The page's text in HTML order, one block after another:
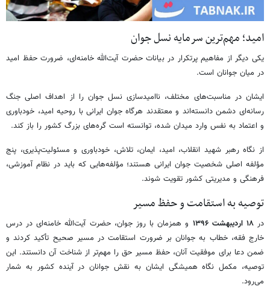
امید؛ مهم‌ترین سرمایه نسل جوان
یکی دیگر از مفاهیم پرتکرار در بیانات حضرت آیت‌الله خامنه‌ای، ضرورت حفظ امید
در میان جوانان است.
ایشان در مناسبت‌های مختلف، ناامیدسازی نسل جوان را از اهداف اصلی جنگ
رسانه‌ای دشمن دانسته‌اند و معتقدند هرگاه جوان ایرانی با روحیه امید، خودباوری
و اعتماد به نفس وارد میدان شده، توانسته است گره‌های بزرگ کشور را باز کند.
از نگاه رهبر شهید انقلاب، امید، ایمان، تلاش، خودباوری و مسئولیت‌پذیری، پنج
مؤلفه اصلی شخصیت جوان ایرانی هستند؛ مؤلفه‌هایی که باید در نظام آموزشی،
فرهنگی و مدیریتی کشور تقویت شوند.
توصیه به استقامت و حفظ مسیر
در۱۸ اردیبهشت ۱۳۹۶
و همزمان با روز جوان، حضرت آیت‌الله خامنه‌ای در درس
خارج فقه، خطاب به جوانان بر ضرورت استقامت در مسیر صحیح تأکید کردند و
ضمن دعا برای موفقیت آنان، حفظ مسیر حق را مهم‌تر از شناخت آن دانستند. این
توصیه، مکمل نگاه همیشگی ایشان به نقش جوانان در آینده کشور به شمار
می‌رود.